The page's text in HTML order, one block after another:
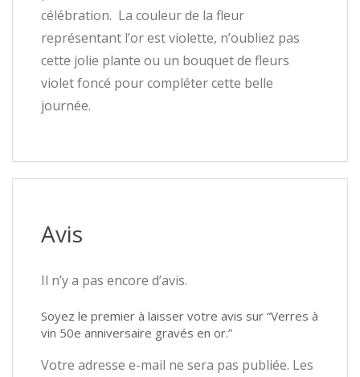
célébration. La couleur de la fleur
représentant l’or est violette, n’oubliez pas
cette jolie plante ou un bouquet de fleurs
violet foncé pour compléter cette belle
journée.
Avis
Il n’y a pas encore d’avis.
Soyez le premier à laisser votre avis sur “Verres à
vin 50e anniversaire gravés en or.”
Votre adresse e-mail ne sera pas publiée. Les